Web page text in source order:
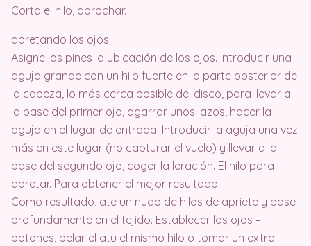
Corta el hilo, abrochar.
apretando los ojos.
Asigne los pines la ubicación de los ojos. Introducir una
aguja grande con un hilo fuerte en la parte posterior de
la cabeza, lo más cerca posible del disco, para llevar a
la base del primer ojo, agarrar unos lazos, hacer la
aguja en el lugar de entrada. Introducir la aguja una vez
más en este lugar (no capturar el vuelo) y llevar a la
base del segundo ojo, coger la leración. El hilo para
apretar. Para obtener el mejor resultado
Como resultado, ate un nudo de hilos de apriete y pase
profundamente en el tejido. Establecer los ojos –
botones, pelar el atu el mismo hilo o tomar un extra.